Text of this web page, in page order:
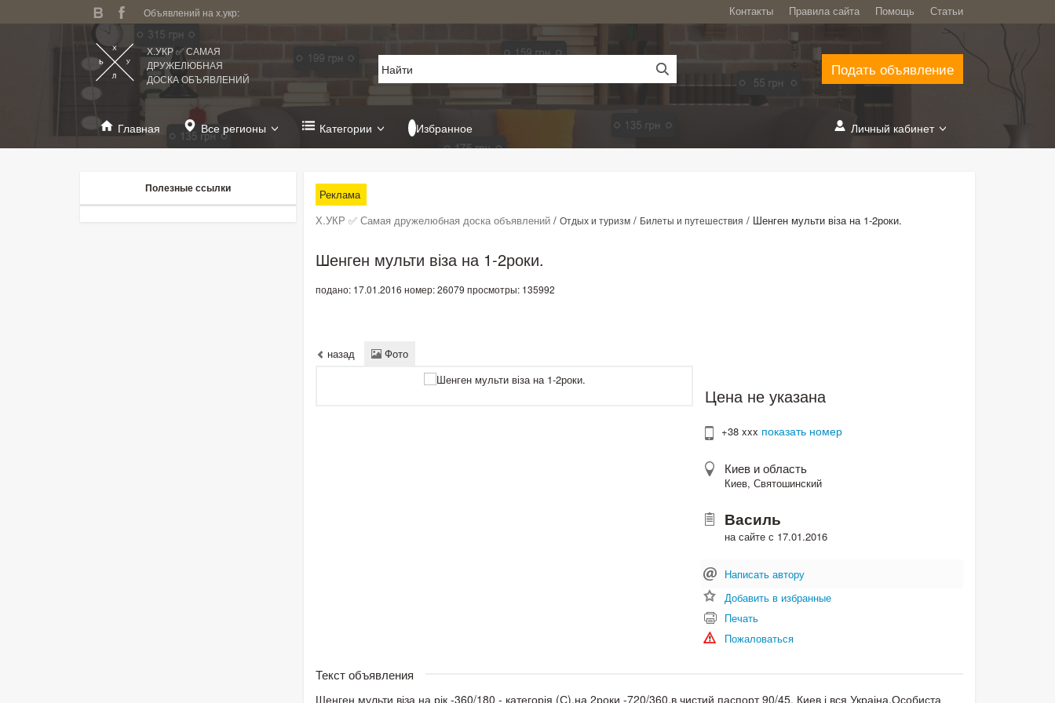
Объявлений на х.укр: Контакты Правила сайта Помощь Статьи
Х.УКР ✅ САМАЯ
ДРУЖЕЛЮБНАЯ
ДОСКА ОБЪЯВЛЕНИЙ
Подать объявление
Главная Все регионы Категории Избранное Личный кабинет
Реклама
Х.УКР ✅ Самая дружелюбная доска объявлений / Отдых и туризм / Билеты и путешествия / Шенген мульти віза на 1-2роки.
Шенген мульти віза на 1-2роки.
подано: 17.01.2016 номер: 26079 просмотры: 135992
назад Фото
Цена не указана
+38 xxx показать номер
Киев и область
Киев, Святошинский
Василь
на сайте с 17.01.2016
Написать автору
Добавить в избранные
Печать
Пожаловаться
Текст объявления
Шенген мульти віза на рік -360/180 - категорія (С),на 2роки -720/360,в чистий паспорт 90/45. Киев і вся Украіна.Особиста
Полезные ссылки